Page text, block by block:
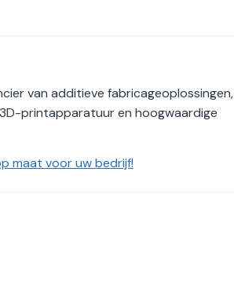
van additieve fabricageoplossingen,
printapparatuur en hoogwaardige
maat voor uw bedrijf!